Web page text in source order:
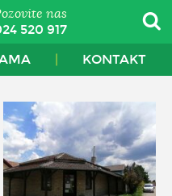
nas
520 917
KONTAKT